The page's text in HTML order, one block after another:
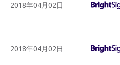
2018年04月02日
2018年04月02日